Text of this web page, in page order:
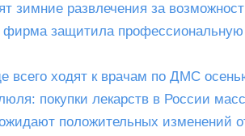
зимние развлечения за
защитила профессиональную
всего ходят к врачам по ДМС
покупки лекарств в России
положительных изменений